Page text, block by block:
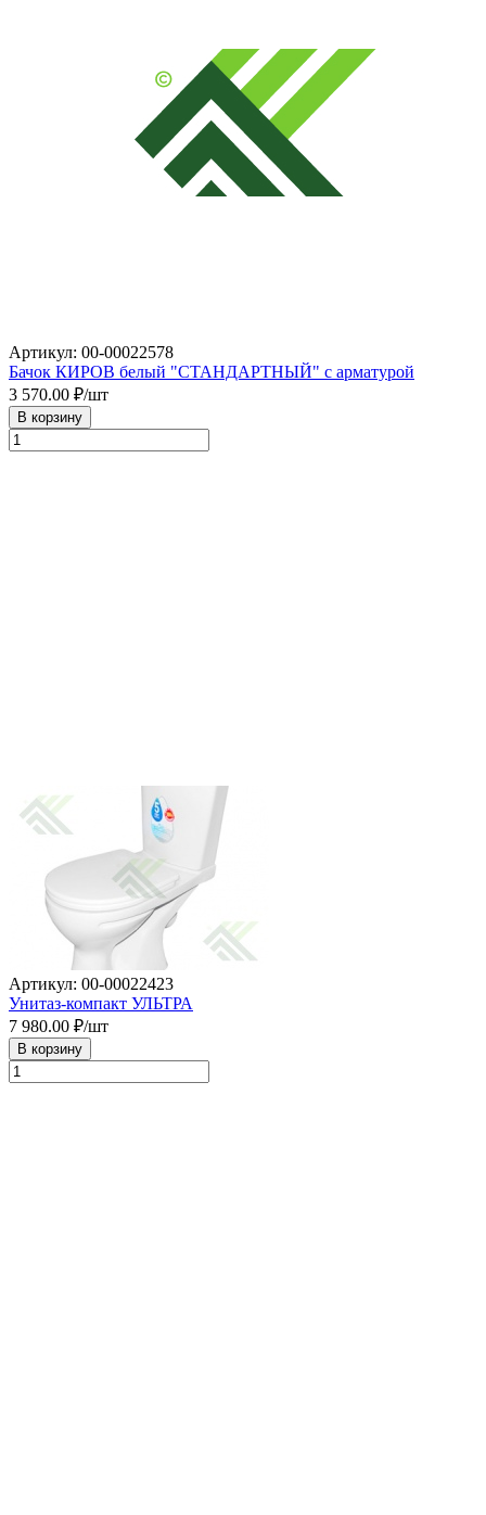
Артикул: 00-00022578
Бачок КИРОВ белый "СТАНДАРТНЫЙ" c арматурой
3 570.00 ₽/шт
В корзину
Артикул: 00-00022423
Унитаз-компакт УЛЬТРА
7 980.00 ₽/шт
В корзину